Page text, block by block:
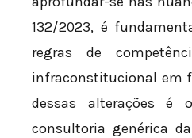
132/2023, é
regras de
infraconstitucional em
dessas alterações é
consultoria genérica